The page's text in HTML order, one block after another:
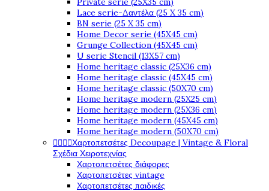
Lace serie-Δαντέλα (25 X 35 cm)
BN serie (25 X 35 cm)
Home Decor serie (45X45 cm)
Grunge Collection (45X45 cm)
U serie Stencil (13X57 cm)
Home heritage classic (25X36 cm)
Home heritage classic (45X45 cm)
Home heritage classic (50X70 cm)
Home heritage modern (25X25 cm)
Home heritage modern (25X36 cm)
Home heritage modern (45X45 cm)
Home heritage modern (50X70 cm)
Χαρτοπετσέτες Decoupage | Vintage & Floral
Σχέδια Χειροτεχνίας
Χαρτοπετσέτες διάφορες
Χαρτοπετσέτες vintage
Χαρτοπετσέτες παιδικές